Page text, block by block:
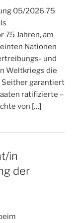
05/2026 75
75 Jahren, am
Nationen
und
Weltkriegs die
Seither garantiert
ratifizierte –
von […]
in
der